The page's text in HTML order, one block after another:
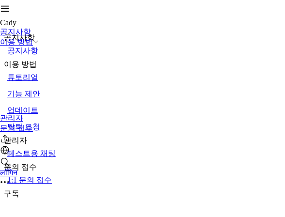
Cady
공지사항
이용 방법
관리자
문의 접수
लॉगिन
공지사항
공지사항
이용 방법
튜토리얼
기능 제안
업데이트
탈퇴 요청
관리자
테스트용 채팅
문의 접수
1:1 문의 접수
구독